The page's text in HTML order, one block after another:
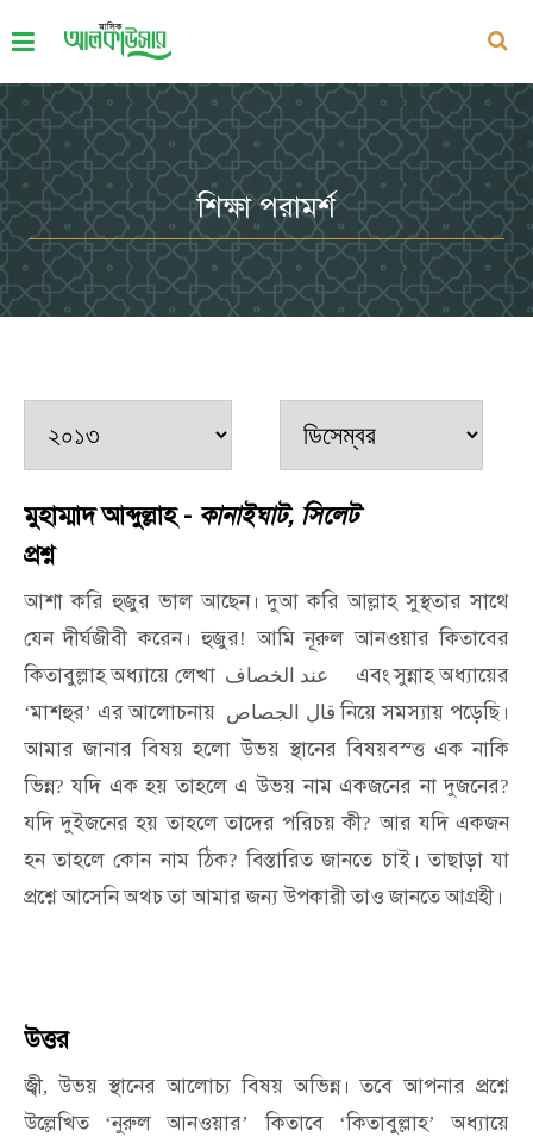
শিক্ষা পরামর্শ
মুহাম্মাদ আব্দুল্লাহ - কানাইঘাট, সিলেট
প্রশ্ন
আশা করি হুজুর ভাল আছেন। দুআ করি আল্লাহ সুস্থতার সাথে
যেন দীর্ঘজীবী করেন। হুজুর!আমি নূরুল আনওয়ার কিতাবের
কিতাবুল্লাহঅধ্যায়ে লেখা عند الخصاف এবংসুন্নাহঅধ্যায়ের
‘মাশহুর’ এর আলোচনায় قال الجصاص নিয়ে সমস্যায় পড়েছি।
আমার জানার বিষয় হলো উভয় স্থানের বিষয়বস্ত্ত এক নাকি
ভিন্ন?যদি এক হয় তাহলে এ উভয় নাম একজনের না দুজনের?
যদি দুইজনের হয় তাহলে তাদের পরিচয় কী?আর যদি একজন
হন তাহলে কোন নাম ঠিক?বিস্তারিত জানতে চাই। তাছাড়া যা
প্রশ্নেআসেনিঅথচতাআমারজন্যউপকারীতাও জানতেআগ্রহী।
উত্তর
জ্বী,উভয় স্থানের আলোচ্য বিষয় অভিন্ন। তবে আপনার প্রশ্নে
উল্লেখিত‘নুরুল আনওয়ার’কিতাবে‘কিতাবুল্লাহ’অধ্যায়ে